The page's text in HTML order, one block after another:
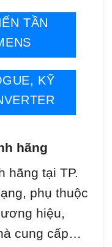
TẦN
KỸ
hãng
hãng tại TP.
phụ thuộc
hiệu,
cung cấp…